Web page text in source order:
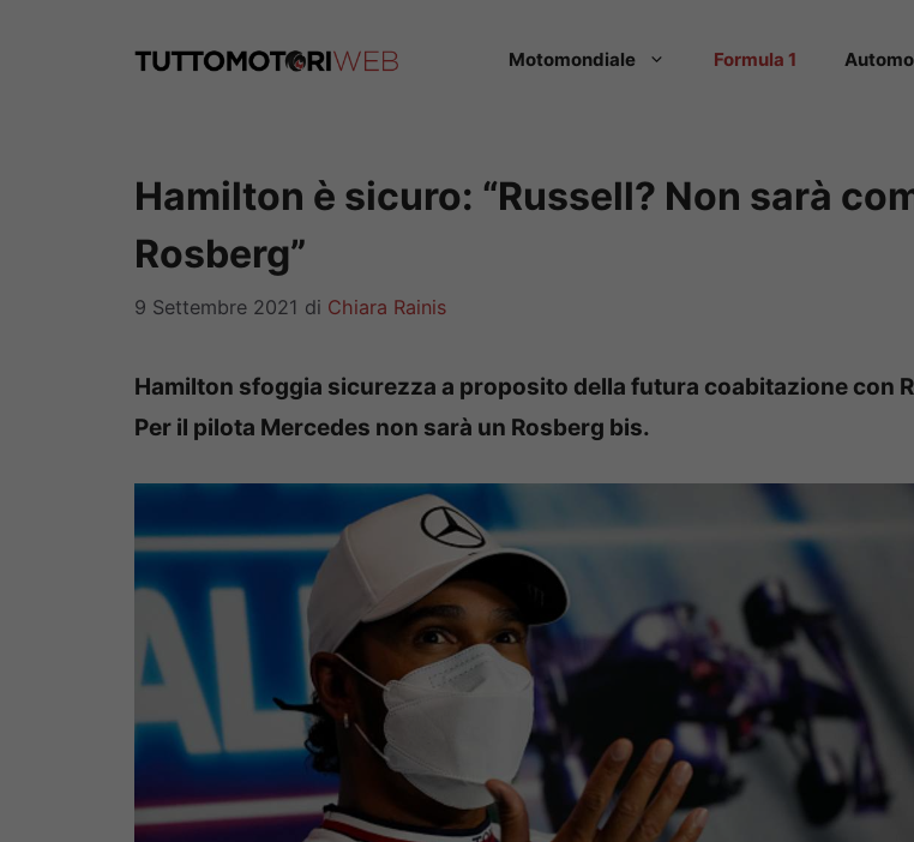
Motomondiale Formula 1
Hamilton è sicuro: “Russell? Non sarà
Rosberg”
9 Settembre 2021 di Chiara Rainis
Hamilton sfoggia sicurezza a proposito della futura coabitazione con
Per il pilota Mercedes non sarà un Rosberg bis.